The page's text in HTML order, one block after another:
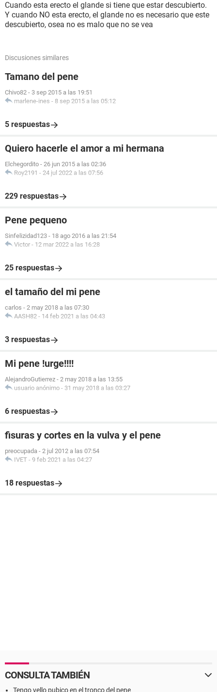
Cuando esta erecto el glande si tiene que estar descubierto.
Y cuando NO esta erecto, el glande no es necesario que este
descubierto, osea no es malo que no se vea
Discusiones similares
Tamano del pene
Chivo82 - 3 sep 2015 a las 19:51
marlene-ines - 8 sep 2015 a las 05:12
5 respuestas
Quiero hacerle el amor a mi hermana
Elchegordito - 26 jun 2015 a las 02:36
Roy2191 - 24 jul 2022 a las 07:56
229 respuestas
Pene pequeno
Sinfelizidad123 - 18 ago 2016 a las 21:54
Victor - 12 mar 2022 a las 16:28
25 respuestas
el tamaño del mi pene
carlos - 2 may 2018 a las 07:30
AASH82 - 14 feb 2021 a las 04:43
3 respuestas
Mi pene !urge!!!!
AlejandroGutierrez - 2 may 2018 a las 13:55
usuario anónimo - 31 may 2018 a las 03:27
6 respuestas
fisuras y cortes en la vulva y el pene
preocupada - 2 jul 2012 a las 07:54
IVET - 9 feb 2021 a las 04:27
18 respuestas
CONSULTA TAMBIÉN
Tengo vello pubico en el tronco del pene